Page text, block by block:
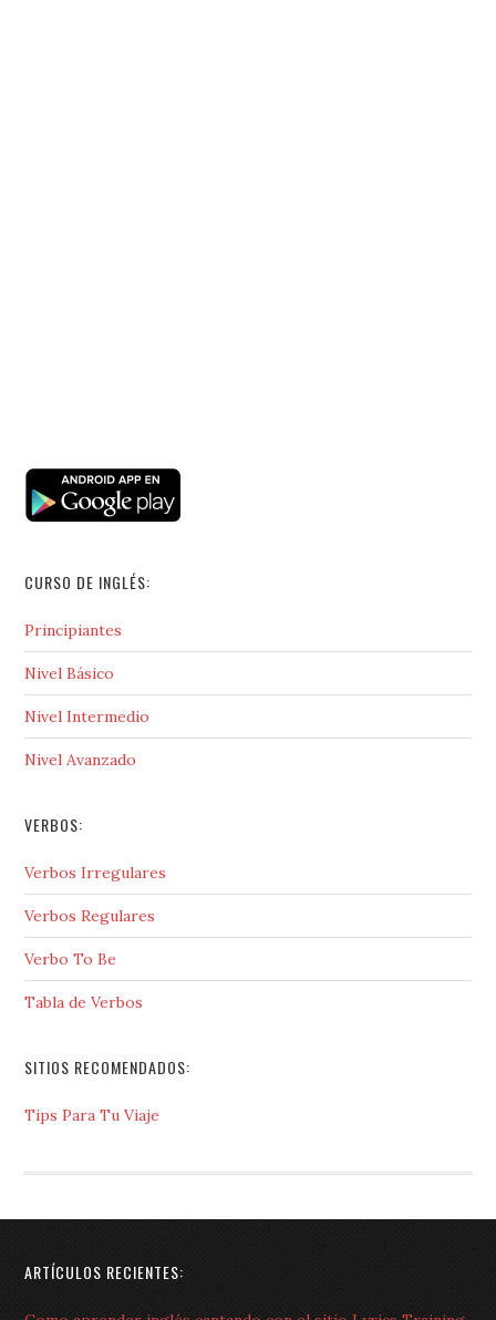
CURSO DE INGLÉS:
Principiantes
Nivel Básico
Nivel Intermedio
Nivel Avanzado
VERBOS:
Verbos Irregulares
Verbos Regulares
Verbo To Be
Tabla de Verbos
SITIOS RECOMENDADOS:
Tips Para Tu Viaje
ARTÍCULOS RECIENTES: